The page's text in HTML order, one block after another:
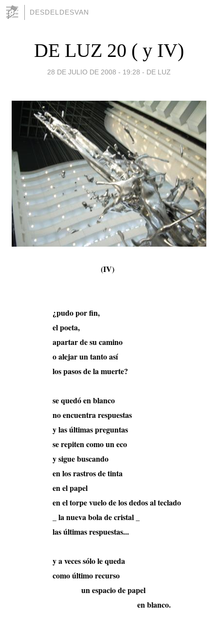
DESDELDESVAN
DE LUZ 20 ( y IV)
28 DE JULIO DE 2008 - 19:28 - DE LUZ
(IV)
¿pudo por fin,
el poeta,
apartar de su camino
o alejar un tanto así
los pasos de la muerte?
se quedó en blanco
no encuentra respuestas
y las últimas preguntas
se repiten como un eco
y sigue buscando
en los rastros de tinta
en el papel
en el torpe vuelo de los dedos al teclado
_ la nueva bola de cristal _
las últimas respuestas...
y a veces sólo le queda
como último recurso
un espacio de papel
en blanco.